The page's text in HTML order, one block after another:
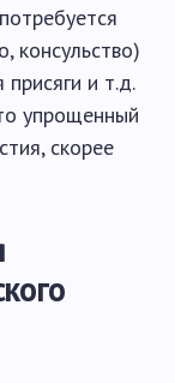
консульство)
и т.д.
упрощенный
скорее